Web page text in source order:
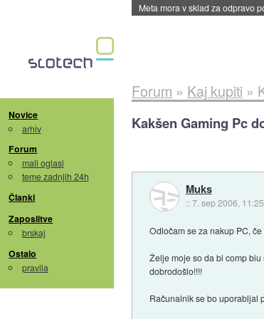
ByteDance trenira največji
Novice
arhiv
Forum
mali oglasi
teme zadnjih 24h
Članki
Zaposlitve
brskaj
Ostalo
pravila
Forum » Kaj kupiti »
Kakšen Gaming Pc
Muks
::7. sep 2006, 11:25
Odločam se za nakup PC,
Želje moje so da bi comp
dobrodošlo!!!!
Računalnik se bo uporabljal